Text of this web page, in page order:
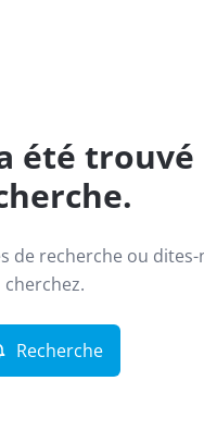
été
de recherche ou
cherchez.
Recherche